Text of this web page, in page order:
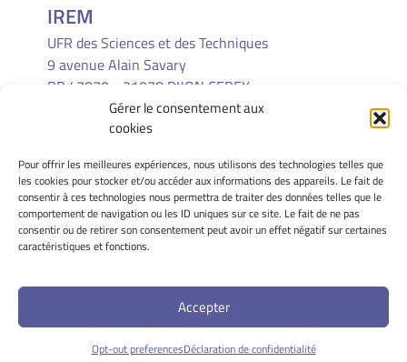
Gérer le consentement aux
cookies
Pour offrir les meilleures expériences, nous utilisons des technologies telles que
les cookies pour stocker et/ou accéder aux informations des appareils. Le fait de
consentir à ces technologies nous permettra de traiter des données telles que le
comportement de navigation ou les ID uniques sur ce site. Le fait de ne pas
consentir ou de retirer son consentement peut avoir un effet négatif sur certaines
caractéristiques et fonctions.
Accepter
Opt-out preferencesDéclaration de confidentialité
IREM
UFR des Sciences et des Techniques
9 avenue Alain Savary
BP 47870 - 21078 DIJON CEDEX
(33) 03 80 39 52 30
INFORMATIONS LÉGALES
Mentions Légales
Gérer mes cookies
Politique de cookies
Avertissement
Site Officiel - IREM - Université de Bourgogne @ 2026
Copyright Université de Bourgogne Europe